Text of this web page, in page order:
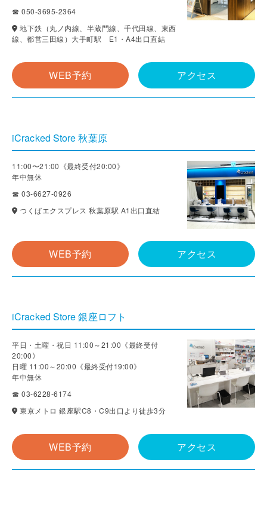
☎ 050-3695-2364
地下鉄（丸ノ内線、半蔵門線、千代田線、東西
線、都営三田線）大手町駅 E1・A4出口直結
WEB予約 アクセス
iCracked Store 秋葉原
11:00〜21:00《最終受付20:00》
年中無休
☎ 03-6627-0926
つくばエクスプレス 秋葉原駅 A1出口直結
WEB予約 アクセス
iCracked Store 銀座ロフト
平日・土曜・祝日 11:00～21:00《最終受付
20:00》
日曜 11:00～20:00《最終受付19:00》
年中無休
☎ 03-6228-6174
東京メトロ 銀座駅C8・C9出口より徒歩3分
WEB予約 アクセス